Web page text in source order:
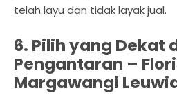
telah layu dan tidak layak jual.
6. Pilih yang Dekat
Pengantaran –
Margawangi